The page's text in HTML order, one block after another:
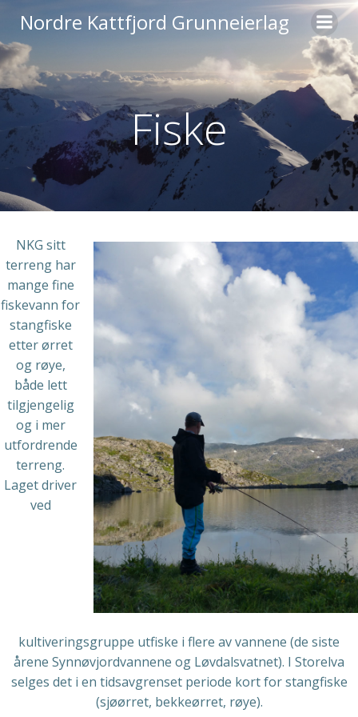
to
Nordre Kattfjord Grunneierlag
Fiske
NKG sitt
terreng har
mange fine
fiskevann for
stangfiske
etter ørret
og røye,
både lett
tilgjengelig
og i mer
utfordrende
terreng.
Laget driver
ved
kultiveringsgruppe utfiske i flere av vannene (de siste
årene Synnøvjordvannene og Løvdalsvatnet). I Storelva
selges det i en tidsavgrenset periode kort for stangfiske
(sjøørret, bekkeørret, røye).